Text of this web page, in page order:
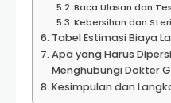
Baca Ulasan dan
Kebersihan dan
Tabel Estimasi Biaya
Apa yang Harus
Menghubungi Dokter
Kesimpulan dan